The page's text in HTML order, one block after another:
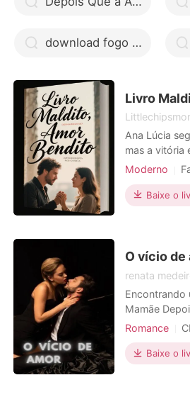
download fogo e sangue livro pdf
Livro
Ana Lúcia
mas a vitória
com o ar pesado
confrontavam. "Case-se
propôs,
futebol e "pr
Moderno
Heroína
Baixe o
O vício de
renata
Encontrando um Homem Bom para a
Mamãe Depois de comer, os dois
saíram do restaurante. "Aonde você
pensou por um momento: "Vá para
casa". A loja ainda não foi concluída
Romance
Arrogante
Baixe o